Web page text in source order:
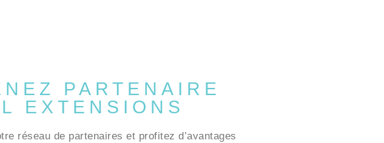
PARTENAIRE
EXTENSIONS
réseau de partenaires et profitez d’avantages